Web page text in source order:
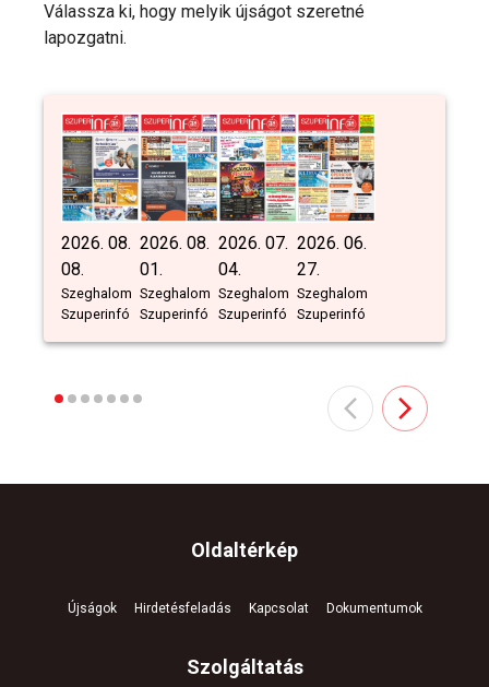
Válassza ki, hogy melyik újságot szeretné
lapozgatni.
2026. 08.
08.
Szeghalom
Szuperinfó
2026. 08.
01.
Szeghalom
Szuperinfó
2026. 07.
04.
Szeghalom
Szuperinfó
2026. 06.
27.
Szeghalom
Szuperinfó
Szolgáltatás
Oldaltérkép
Újságok Hirdetésfeladás Kapcsolat Dokumentumok